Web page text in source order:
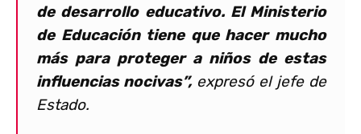
de desarrollo educativo. El Ministerio
de Educación tiene que hacer mucho
más para proteger a niños de estas
influencias nocivas”, expresó el jefe de
Estado.